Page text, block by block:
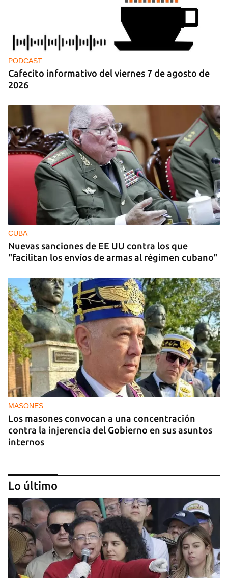
PODCAST
Cafecito informativo del viernes 7 de agosto de
2026
CUBA
Nuevas sanciones de EE UU contra los que
"facilitan los envíos de armas al régimen cubano"
MASONES
Los masones convocan a una concentración
contra la injerencia del Gobierno en sus asuntos
internos
Lo último